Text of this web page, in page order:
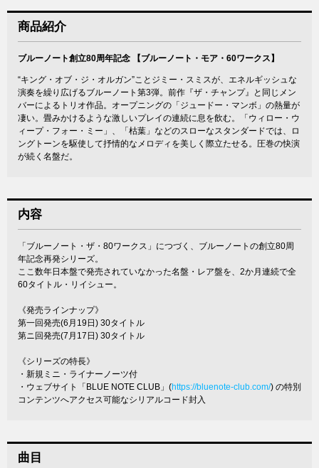
商品紹介
ブルーノート創立80周年記念 【ブルーノート・モア・60ワークス】
“キング・オブ・ジ・オルガン”ことジミー・スミスが、エネルギッシュな
演奏を繰り広げるブルーノート第3弾。前作『ザ・チャンプ』と同じメン
バーによるトリオ作品。オープニングの「ジュードー・マンボ」の熱量が
凄い。畳みかけるような激しいプレイの連続に息を飲む。「ウィロー・ウ
ィープ・フォー・ミー」、「枯葉」などのスローなスタンダードでは、ロ
ングトーンを駆使して抒情的なメロディを美しく際立たせる。圧巻の快演
が続く名盤だ。
内容
「ブルーノート・ザ・80ワークス」につづく、ブルーノートの創立80周
年記念再発シリーズ。
ここ数年日本盤で発売されていなかった名盤・レア盤を、2か月連続で全
60タイトル・リイシュー。
《発売ラインナップ》
第一回発売(6月19日) 30タイトル
第ニ回発売(7月17日) 30タイトル
《シリーズの特長》
・新規ミニ・ライナーノーツ付
・ウェブサイト「BLUE NOTE CLUB」(https://bluenote-club.com/) の特別
コンテンツへアクセス可能なシリアルコード封入
曲目